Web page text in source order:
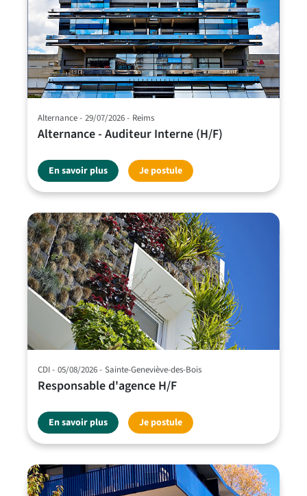
Alternance 29/07/2026 Reims
Alternance - Auditeur Interne (H/F)
En savoir plus Je postule
CDI 05/08/2026 Sainte-Geneviève-des-Bois
Responsable d'agence H/F
En savoir plus Je postule